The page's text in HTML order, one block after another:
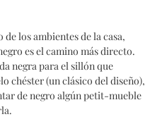
los ambientes de la casa,
es el camino más directo.
negra para el sillón que
chéster (un clásico del diseño),
de negro algún petit-mueble